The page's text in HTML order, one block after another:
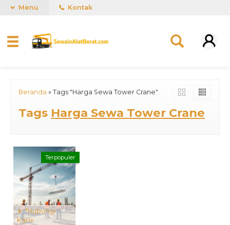
Menu Kontak
Beranda » Tags "Harga Sewa Tower Crane"
Tags Harga Sewa Tower Crane
*Hubungi
Kami
Terpopuler